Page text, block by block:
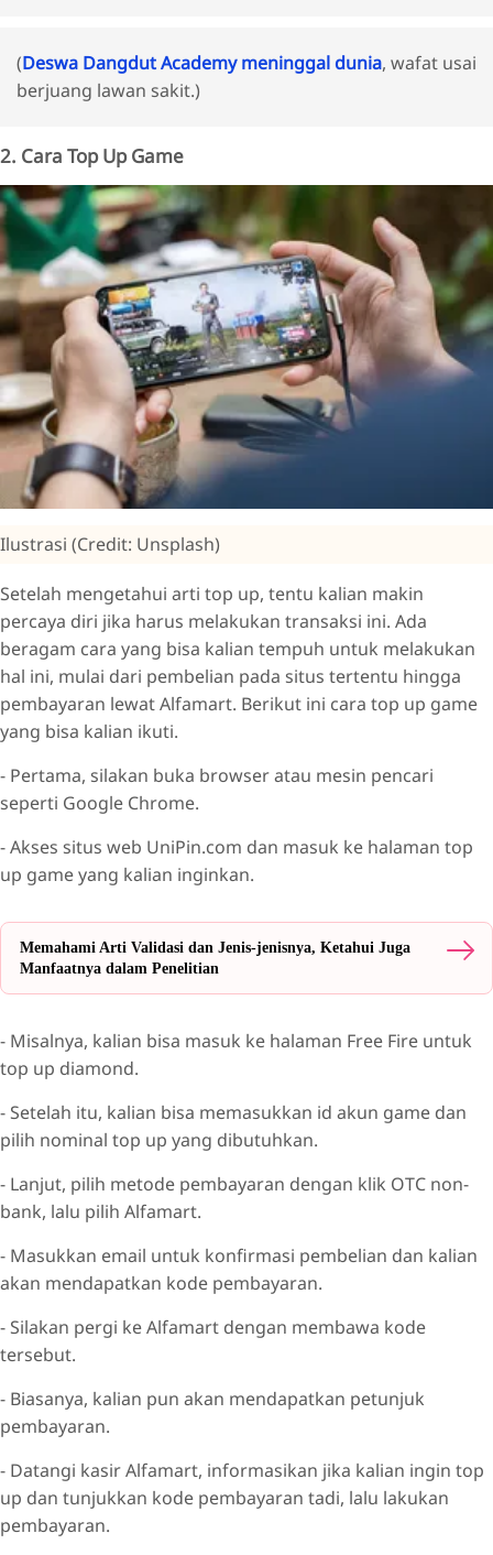
(Deswa Dangdut Academy meninggal dunia, wafat usai
berjuang lawan sakit.)
2. Cara Top Up Game
Ilustrasi (Credit: Unsplash)
Setelah mengetahui arti top up, tentu kalian makin
percaya diri jika harus melakukan transaksi ini. Ada
beragam cara yang bisa kalian tempuh untuk melakukan
hal ini, mulai dari pembelian pada situs tertentu hingga
pembayaran lewat Alfamart. Berikut ini cara top up game
yang bisa kalian ikuti.
- Pertama, silakan buka browser atau mesin pencari
seperti Google Chrome.
- Akses situs web UniPin.com dan masuk ke halaman top
up game yang kalian inginkan.
Memahami Arti Validasi dan Jenis-jenisnya, Ketahui Juga
Manfaatnya dalam Penelitian
- Misalnya, kalian bisa masuk ke halaman Free Fire untuk
top up diamond.
- Setelah itu, kalian bisa memasukkan id akun game dan
pilih nominal top up yang dibutuhkan.
- Lanjut, pilih metode pembayaran dengan klik OTC non-
bank, lalu pilih Alfamart.
- Masukkan email untuk konfirmasi pembelian dan kalian
akan mendapatkan kode pembayaran.
- Silakan pergi ke Alfamart dengan membawa kode
tersebut.
- Biasanya, kalian pun akan mendapatkan petunjuk
pembayaran.
- Datangi kasir Alfamart, informasikan jika kalian ingin top
up dan tunjukkan kode pembayaran tadi, lalu lakukan
pembayaran.